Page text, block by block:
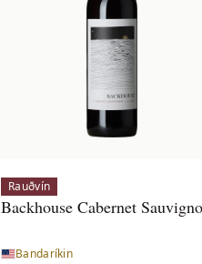
Rauðvín
Backhouse Cabernet
Bandaríkin